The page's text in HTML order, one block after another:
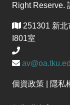
Right Reserve.
251301 新
I801室
個資政策 | 隱私